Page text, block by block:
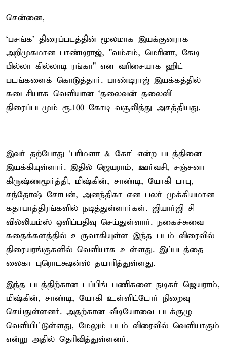
சென்னை,
‘பசங்க’ திரைப்படத்தின் மூலமாக இயக்குனராக
அறிமுகமான பாண்டிராஜ், "வம்சம், மெரினா, கேடி
பில்லா கில்லாடி ரங்கா" என வரிசையாக ஹிட்
படங்களைக் கொடுத்தார். பாண்டிராஜ் இயக்கத்தில்
கடைசியாக வெளியான ‘தலைவன் தலைவி’
திரைப்படமும் ரூ.100 கோடி வசூலித்து அசத்தியது.
இவர் தற்போது ‘பரிமளா & கோ’ என்ற படத்தினை
இயக்கியுள்ளார். இதில் ஜெயராம், ஊர்வசி, சஞ்சனா
கிருஷ்ணமூர்த்தி, மிஷ்கின், சாண்டி, யோகி பாபு,
சந்தோஷ் சோபன், அனந்திகா என பலர் முக்கியமான
கதாபாத்திரங்களில் நடித்துள்ளார்கள். ஜியார்ஜி சி
வில்லியம்ஸ் ஒளிப்பதிவு செய்துள்ளார். நகைச்சுவை
கதைக்களத்தில் உருவாகியுள்ள இந்த படம் விரைவில்
திரையரங்குகளில் வெளியாக உள்ளது. இப்படத்தை
லைகா புரொடக்ஷன்ஸ் தயாரித்துள்ளது.
இந்த படத்திற்கான டப்பிங் பணிகளை நடிகர் ஜெயராம்,
மிஷ்கின், சாண்டி, யோகி உள்ளிட்டோர் நிறைவு
செய்துள்ளனர். அதற்கான வீடியோவை படக்குழு
வெளியிட்டுள்ளது, மேலும் படம் விரைவில் வெளியாகும்
என்று அதில் தெரிவித்துள்ளனர்.